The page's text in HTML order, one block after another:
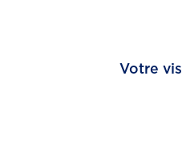
Votre